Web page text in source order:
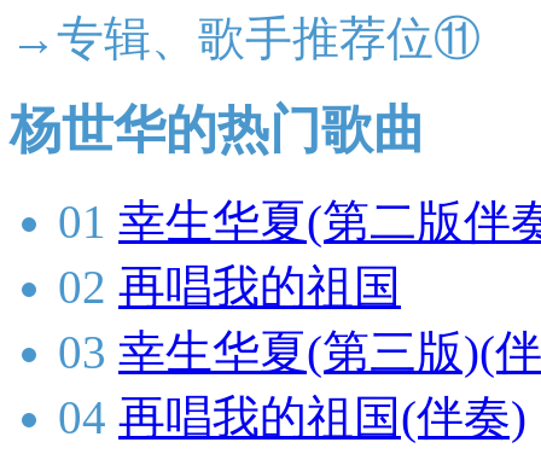
→专辑、歌手推荐位⑪
杨世华的热门歌曲
01 幸生华夏(第二版伴
02 再唱我的祖国
03 幸生华夏(第三版)(
04 再唱我的祖国(伴奏)